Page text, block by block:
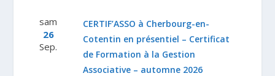
sam
26
Sep.
CERTIF’ASSO à Cherbourg-en-
Cotentin en présentiel – Certificat
de Formation à la Gestion
Associative – automne 2026